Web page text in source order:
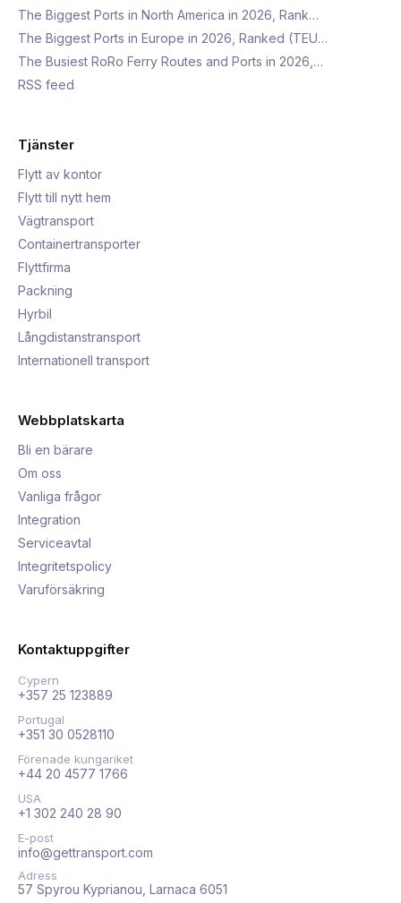
The Biggest Ports in North America in 2026, Rank…
The Biggest Ports in Europe in 2026, Ranked (TEU…
The Busiest RoRo Ferry Routes and Ports in 2026,…
RSS feed
Tjänster
Flytt av kontor
Flytt till nytt hem
Vägtransport
Containertransporter
Flyttfirma
Packning
Hyrbil
Långdistanstransport
Internationell transport
Webbplatskarta
Bli en bärare
Om oss
Vanliga frågor
Integration
Serviceavtal
Integritetspolicy
Varuförsäkring
Kontaktuppgifter
Cypern
+357 25 123889
Portugal
+351 30 0528110
Förenade kungariket
+44 20 4577 1766
USA
+1 302 240 28 90
E-post
info@gettransport.com
Adress
57 Spyrou Kyprianou, Larnaca 6051